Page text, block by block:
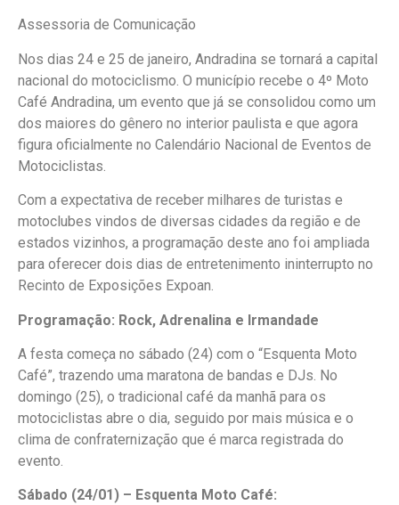
Assessoria de Comunicação
Nos dias 24 e 25 de janeiro, Andradina se tornará a capital
nacional do motociclismo. O município recebe o 4º Moto
Café Andradina, um evento que já se consolidou como um
dos maiores do gênero no interior paulista e que agora
figura oficialmente no Calendário Nacional de Eventos de
Motociclistas.
Com a expectativa de receber milhares de turistas e
motoclubes vindos de diversas cidades da região e de
estados vizinhos, a programação deste ano foi ampliada
para oferecer dois dias de entretenimento ininterrupto no
Recinto de Exposições Expoan.
Programação: Rock, Adrenalina e Irmandade
A festa começa no sábado (24) com o “Esquenta Moto
Café”, trazendo uma maratona de bandas e DJs. No
domingo (25), o tradicional café da manhã para os
motociclistas abre o dia, seguido por mais música e o
clima de confraternização que é marca registrada do
evento.
Sábado (24/01) – Esquenta Moto Café: